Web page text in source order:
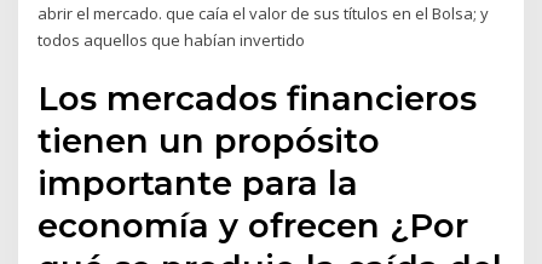
abrir el mercado. que caía el valor de sus títulos en el Bolsa; y
todos aquellos que habían invertido
Los mercados financieros
tienen un propósito
importante para la
economía y ofrecen ¿Por